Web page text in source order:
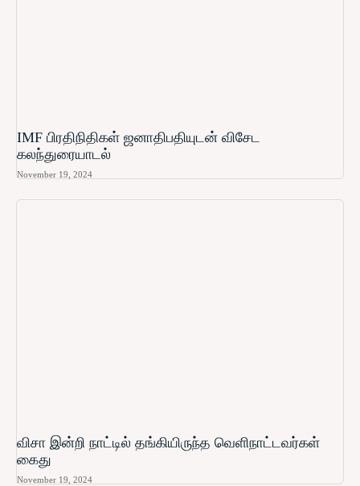
IMF பிரதிநிதிகள் ஜனாதிபதியுடன் விசேட
கலந்துரையாடல்
November 19, 2024
விசா இன்றி நாட்டில் தங்கியிருந்த வெளிநாட்டவர்கள்
கைது
November 19, 2024